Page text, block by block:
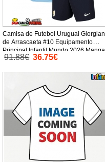
Camisa de Futebol Uruguai Giorgian
de Arrascaeta #10 Equipamento
Principal Infantil Mundo 2026 Manga
Curta (+ Calças curtas)
91.88€ 36.75€